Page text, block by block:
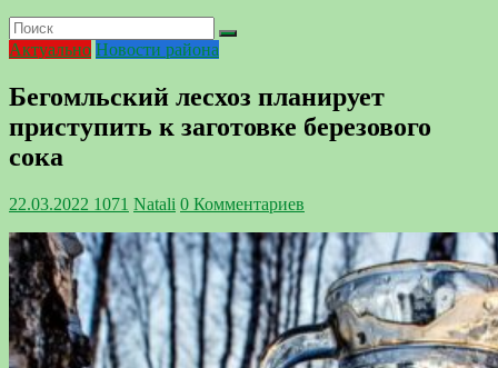
Актуально Новости района
Бегомльский лесхоз планирует
приступить к заготовке березового
сока
22.03.2022 1071 Natali 0 Комментариев